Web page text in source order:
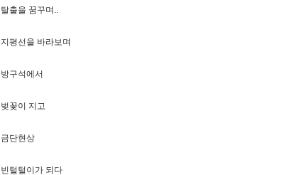
탈출을 꿈꾸며 ..
지 평선 을 바라보며
방구석에 서
벚꽃이 지 고
금단현상
빈털 털 이 가 되 다